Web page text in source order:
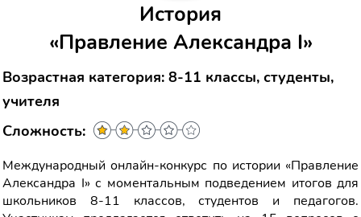
История
«Правление Александра I»
Возрастная категория: 8-11 классы, студенты,
учителя
Сложность:
Международный онлайн-конкурс по истории «Правление
Александра I» с моментальным подведением итогов для
школьников 8-11 классов, студентов и педагогов.